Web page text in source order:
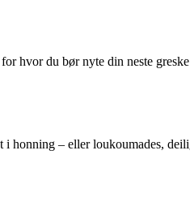
hvor du bør nyte din neste
– eller loukoumades,